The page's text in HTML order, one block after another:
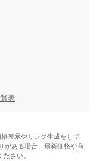
表
表示やリンク生成をして
がある場合、最新価格や商
さい。